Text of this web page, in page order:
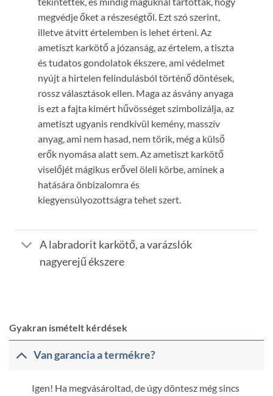
megvédje őket a részeségtől. Ezt szó szerint,
illetve átvitt értelemben is lehet érteni. Az
ametiszt karkötő a józanság, az értelem, a tiszta
és tudatos gondolatok ékszere, ami védelmet
nyújt a hirtelen felindulásból történő döntések,
rossz választások ellen. Maga az ásvány anyaga
is ezt a fajta kimért hűvösséget szimbolizálja, az
ametiszt ugyanis rendkívül kemény, masszív
anyag, ami nem hasad, nem törik, még a külső
erők nyomása alatt sem. Az ametiszt karkötő
viselőjét mágikus erővel öleli körbe, aminek a
hatására önbizalomra és
kiegyensúlyozottságra tehet szert.
A labradorit karkötő, a varázslók
nagyerejű ékszere
Gyakran ismételt kérdések
Van garancia a termékre?
Igen! Ha megvásároltad, de úgy döntesz még sincs